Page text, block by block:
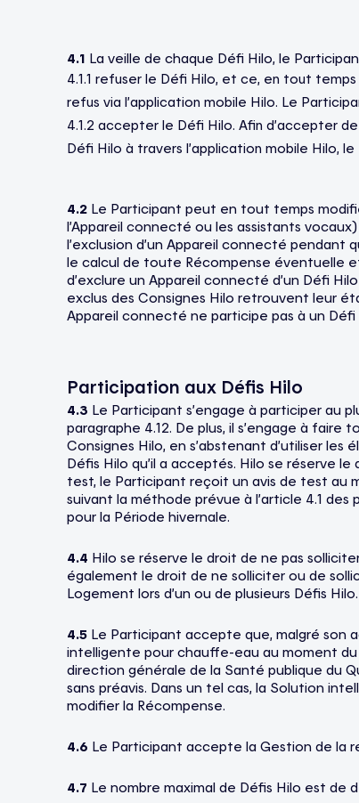
4.1 La veille de chaque Défi Hilo, le
4.1.1 refuser le Défi Hilo, et ce, en tout
refus via l’application mobile Hilo. Le
4.1.2 accepter le Défi Hilo. Afin d’accepter
Défi Hilo à travers l’application mobile Hilo,
4.2Le Participant peut en tout temps
l’Appareil connecté ou les assistants
l’exclusion d’un Appareil connecté pendant
le calcul de toute Récompense éventuelle
d’exclure un Appareil connecté d’un Défi
exclus des Consignes Hilo retrouvent leur
Appareil connecté ne participe pas à un
Participation aux Défis Hilo
4.3 Le Participant s’engage à participer au
paragraphe 4.12. De plus, il s’engage à
Consignes Hilo, en s’abstenant d’utiliser
Défis Hilo qu’il a acceptés. Hilo se réserve
test, le Participant reçoit un avis de test au
suivant la méthode prévue à l’article 4.1
pour la Période hivernale.
4.4 Hilo se réserve le droit de ne pas
également le droit de ne solliciter ou de
Logement lors d’un ou de plusieurs Défis Hilo.
4.5Le Participant accepte que, malgré son
intelligente pour chauffe-eau au moment
direction générale de la Santé publique du
sans préavis. Dans un tel cas, la Solution
modifier la Récompense.
4.6 Le Participant accepte la Gestion de la
4.7 Le nombre maximal de Défis Hilo est de